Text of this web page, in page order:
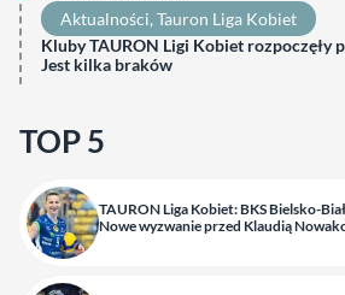
Aktualności, Tauron Liga Kobiet
Kluby TAURON Ligi Kobiet rozpoczęły
Jest kilka braków
TOP 5
TAURON Liga Kobiet: BKS Bielsko-
Nowe wyzwanie przed Klaudią